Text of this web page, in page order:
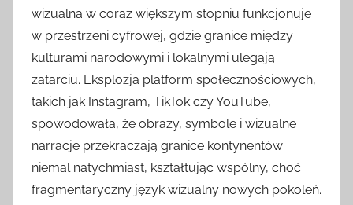
wizualna w coraz większym stopniu funkcjonuje
w przestrzeni cyfrowej, gdzie granice między
kulturami narodowymi i lokalnymi ulegają
zatarciu. Eksplozja platform społecznościowych,
takich jak Instagram, TikTok czy YouTube,
spowodowała, że obrazy, symbole i wizualne
narracje przekraczają granice kontynentów
niemal natychmiast, kształtując wspólny, choć
fragmentaryczny język wizualny nowych pokoleń.